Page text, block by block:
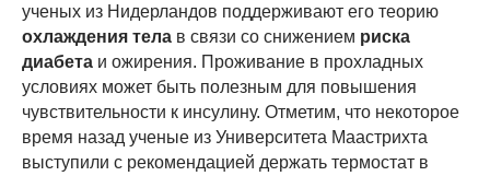
ученых из Нидерландов поддерживают его теорию
охлаждения тела в связи со снижением риска
диабета и ожирения. Проживание в прохладных
условиях может быть полезным для повышения
чувствительности к инсулину. Отметим, что некоторое
время назад ученые из Университета Маастрихта
выступили с рекомендацией держать термостат в